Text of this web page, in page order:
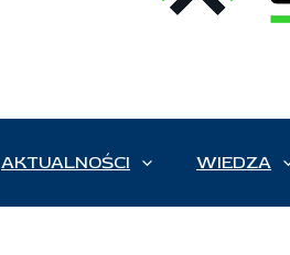
AKTUALNOŚCI WIEDZA